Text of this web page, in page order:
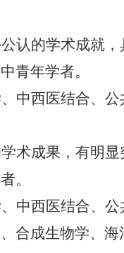
认的学术成就
青年学者。
中西医结合、
术成果，有明
。
中西医结合、
合成生物学、